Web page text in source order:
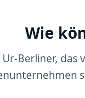
Wie
Berliner,